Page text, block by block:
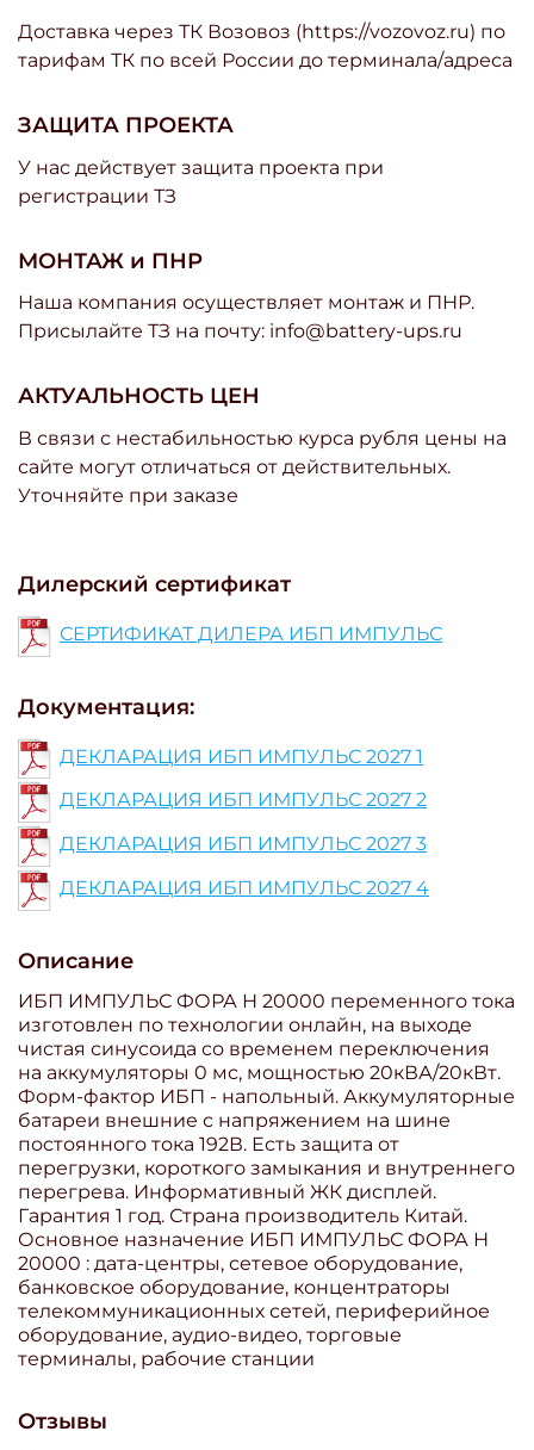
Дилерский сертификат
СЕРТИФИКАТ ДИЛЕРА ИБП ИМПУЛЬС
Документация:
ДЕКЛАРАЦИЯ ИБП ИМПУЛЬС 2027 1
ДЕКЛАРАЦИЯ ИБП ИМПУЛЬС 2027 2
ДЕКЛАРАЦИЯ ИБП ИМПУЛЬС 2027 3
ДЕКЛАРАЦИЯ ИБП ИМПУЛЬС 2027 4
Описание
ИБП ИМПУЛЬС ФОРА Н 20000 переменного тока
изготовлен по технологии онлайн, на выходе
чистая синусоида со временем переключения
на аккумуляторы 0 мс, мощностью 20кВА/20кВт.
Форм-фактор ИБП - напольный. Аккумуляторные
батареи внешние с напряжением на шине
постоянного тока 192В. Есть защита от
перегрузки, короткого замыкания и внутреннего
перегрева. Информативный ЖК дисплей.
Гарантия 1 год. Страна производитель Китай.
Основное назначение ИБП ИМПУЛЬС ФОРА Н
20000 : дата-центры, сетевое оборудование,
банковское оборудование, концентраторы
телекоммуникационных сетей, периферийное
оборудование, аудио-видео, торговые
терминалы, рабочие станции
Доставка через ТК Возовоз (https://vozovoz.ru) по
тарифам ТК по всей России до терминала/адреса
ЗАЩИТА ПРОЕКТА
У нас действует защита проекта при
регистрации ТЗ
МОНТАЖ и ПНР
Наша компания осуществляет монтаж и ПНР.
Присылайте ТЗ на почту: info@battery-ups.ru
АКТУАЛЬНОСТЬ ЦЕН
В связи с нестабильностью курса рубля цены на
сайте могут отличаться от действительных.
Уточняйте при заказе
Отзывы